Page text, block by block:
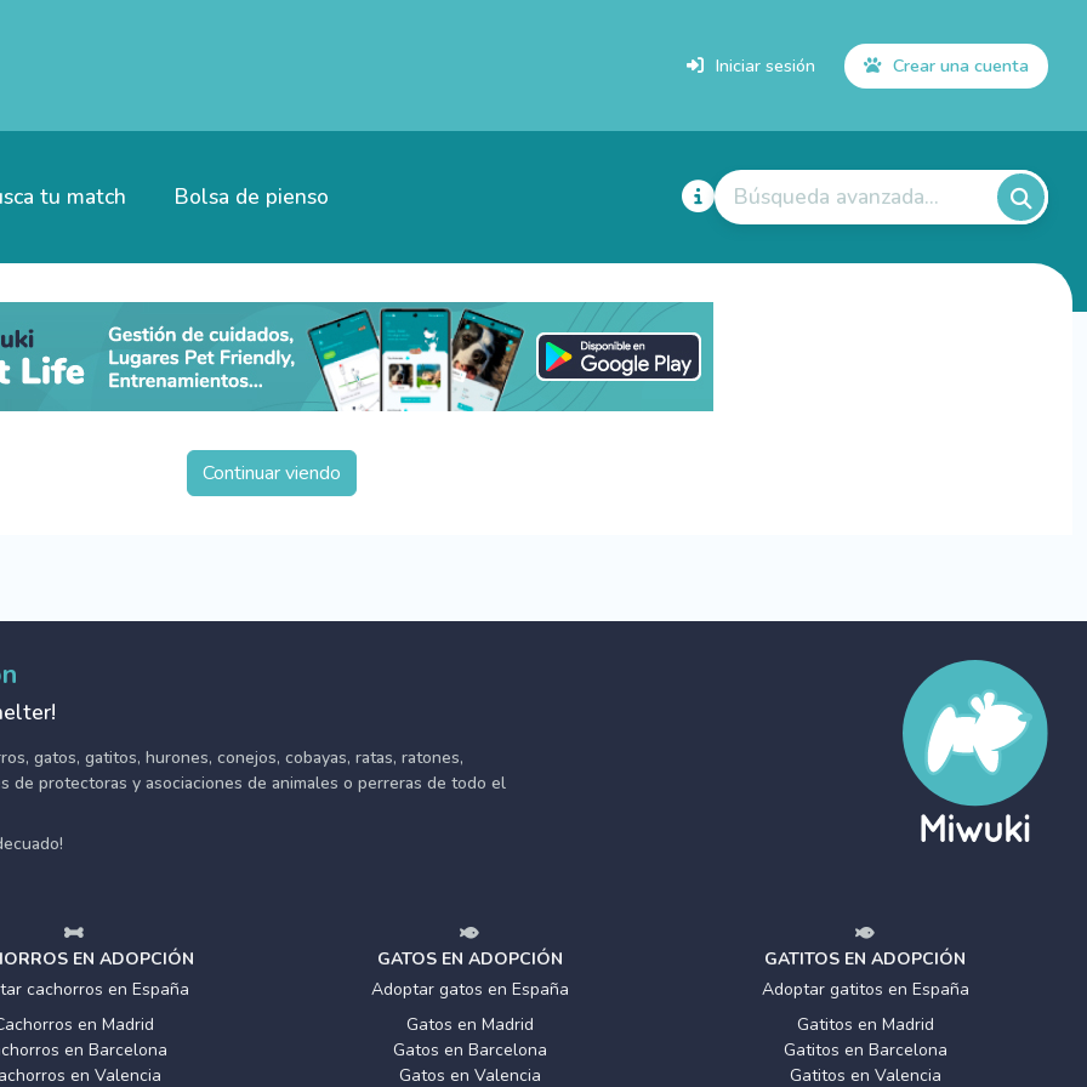
Iniciar sesión Crear una cuenta
tu match Bolsa de pienso Búsqueda avanzada...
Continuar viendo
gatos, gatitos, hurones, conejos, cobayas, ratas, ratones,
de protectoras y asociaciones de animales o perreras de todo el
EN ADOPCIÓN
cachorros en España
en Madrid
en Barcelona
en Valencia
GATOS EN ADOPCIÓN
Adoptar gatos en España
Gatos en Madrid
Gatos en Barcelona
Gatos en Valencia
GATITOS EN ADOPCIÓN
Adoptar gatitos en España
Gatitos en Madrid
Gatitos en Barcelona
Gatitos en Valencia